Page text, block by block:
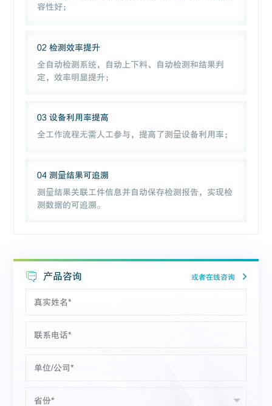
容性好；
02 检测效率提升
全自动检测系统，自动上下料、自动检测和结果判
定，效率明显提升；
03 设备利用率提高
全工作流程无需人工参与，提高了测量设备利用率；
04 测量结果可追溯
测量结果关联工件信息并自动保存检测报告，实现检
测数据的可追溯。
产品咨询 或者在线咨询